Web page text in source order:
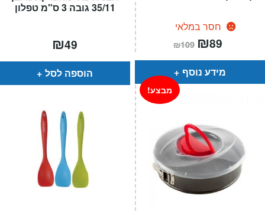
35/11 גובה 3 ס"מ טפלון
₪49
הוספה לסל
חסר במלאי
₪109 המחיר
המקורי
היה:
₪109.
₪89
הוא:
מידע נוסף
מבצע!